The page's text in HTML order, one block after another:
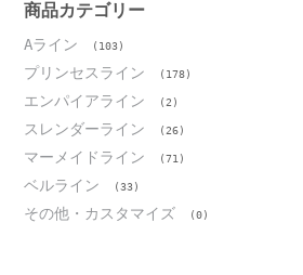
ブ
商品カテゴリー
Aライン (103)
プリンセスライン (178)
エンパイアライン (2)
スレンダーライン (26)
マーメイドライン (71)
ベルライン (33)
その他・カスタマイズ (0)